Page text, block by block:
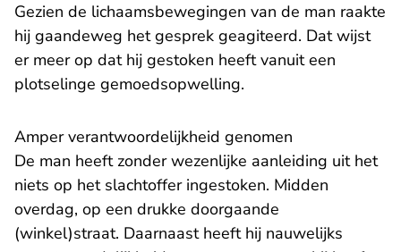
Gezien de lichaamsbewegingen van de man raakte
hij gaandeweg het gesprek geagiteerd. Dat wijst
er meer op dat hij gestoken heeft vanuit een
plotselinge gemoedsopwelling.
Amper verantwoordelijkheid genomen
De man heeft zonder wezenlijke aanleiding uit het
niets op het slachtoffer ingestoken. Midden
overdag, op een drukke doorgaande
(winkel)straat. Daarnaast heeft hij nauwelijks